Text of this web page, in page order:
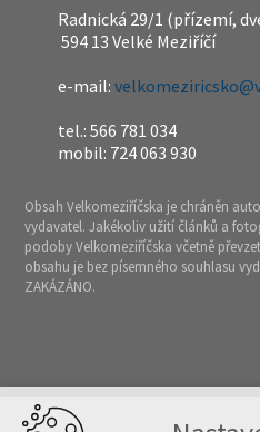
Radnická 29/1 (přízemí,
594 13 Velké Meziříčí
e-mail:
tel.: 566 781 034
mobil: 724 063 930
Obsah Velkomeziříčska je chráněn
vydavatel. Jakékoliv užití článků a
podoby Velkomeziříčska včetně
obsahu je bez písemného souhlasu
ZAKÁZÁNO.